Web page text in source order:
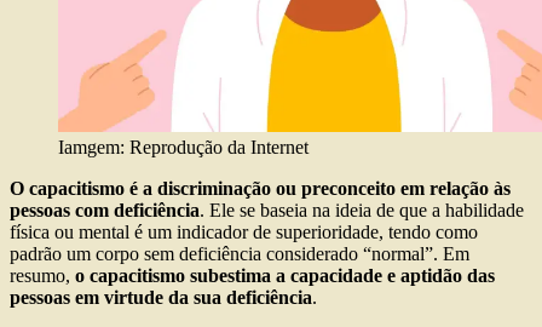
Iamgem: Reprodução da Internet
O capacitismo é a discriminação ou preconceito em relação às
pessoas com deficiência. Ele se baseia na ideia de que a habilidade
física ou mental é um indicador de superioridade, tendo como
padrão um corpo sem deficiência considerado “normal”. Em
resumo, o capacitismo subestima a capacidade e aptidão das
pessoas em virtude da sua deficiência.